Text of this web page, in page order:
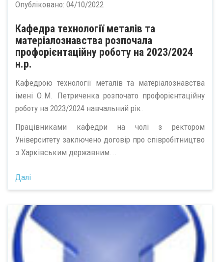
Опубліковано: 04/10/2022
Кафедра технології металів та
матеріалознавства розпочала
профорієнтаційну роботу на 2023/2024
н.р.
Кафедрою технології металів та матеріалознавства
імені О.М. Петриченка розпочато профорієнтаційну
роботу на 2023/2024 навчальний рік.
Працівниками кафедри на чолі з ректором
Університету заключено договір про співробітництво
з Харківським державним...
Далі